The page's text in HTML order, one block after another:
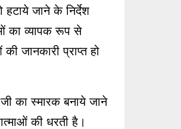
हटाये जाने के निर्देश
का व्यापक रूप से
जानकारी प्राप्त हो
जी का स्मारक बनाये जाने
की धरती है।